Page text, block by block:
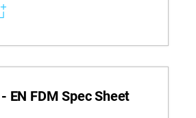
Tag realisiert werden
reicht von Desktop- bis hin
Konzeptmodellen bis zur
darunter Standard-,
und Maßhaltigkeit bieten.
wie GrabCAD Print
EN FDM Spec Sheet